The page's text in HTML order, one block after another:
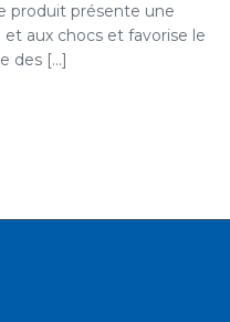
produit présente une
aux chocs et favorise le
des [...]